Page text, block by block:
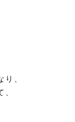
り、
、